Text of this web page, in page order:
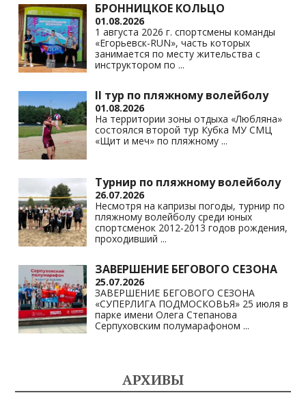
БРОННИЦКОЕ КОЛЬЦО
01.08.2026
1 августа 2026 г. спортсмены команды
«Егорьевск-RUN», часть которых
занимается по месту жительства с
инструктором по ...
II тур по пляжному волейболу
01.08.2026
На территории зоны отдыха «Любляна»
состоялся второй тур Кубка МУ СМЦ
«Щит и меч» по пляжному ...
Турнир по пляжному волейболу
26.07.2026
Несмотря на капризы погоды, турнир по
пляжному волейболу среди юных
спортсменок 2012-2013 годов рождения,
проходивший ...
ЗАВЕРШЕНИЕ БЕГОВОГО СЕЗОНА
25.07.2026
ЗАВЕРШЕНИЕ БЕГОВОГО СЕЗОНА
«СУПЕРЛИГА ПОДМОСКОВЬЯ» 25 июля в
парке имени Олега Степанова
Серпуховским полумарафоном ...
АРХИВЫ